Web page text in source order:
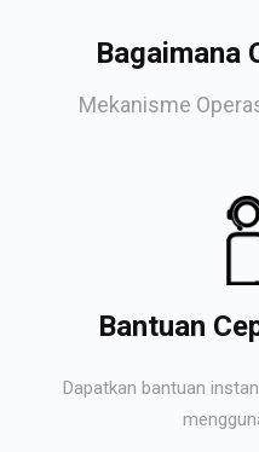
Bagaimana
Mekanisme
Bantuan
Dapatkan bantuan